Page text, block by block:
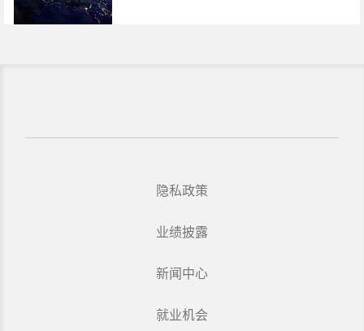
隐私政策
业绩披露
新闻中心
就业机会